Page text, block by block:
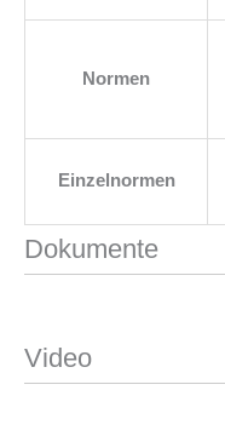
Normen
Einzelnormen
Dokumente
Video